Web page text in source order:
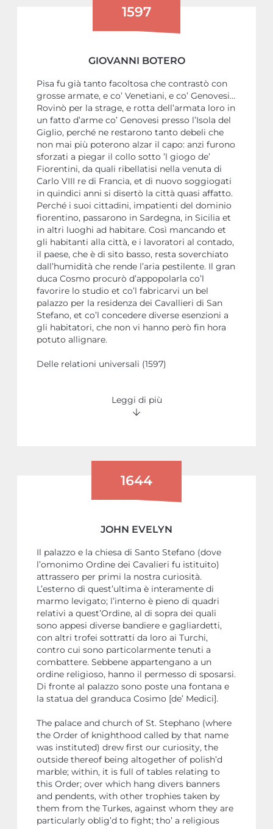
1597
GIOVANNI BOTERO
Pisa fu già tanto facoltosa che contrastò con
grosse armate, e co’ Venetiani, e co’ Genovesi…
Rovinò per la strage, e rotta dell’armata loro in
un fatto d’arme co’ Genovesi presso l’Isola del
Giglio, perché ne restarono tanto debeli che
non mai più poterono alzar il capo: anzi furono
sforzati a piegar il collo sotto ’l giogo de’
Fiorentini, da quali ribellatisi nella venuta di
Carlo VIII re di Francia, et di nuovo soggiogati
in quindici anni si disertò la città quasi affatto.
Perché i suoi cittadini, impatienti del dominio
fiorentino, passarono in Sardegna, in Sicilia et
in altri luoghi ad habitare. Così mancando et
gli habitanti alla città, e i lavoratori al contado,
il paese, che è di sito basso, resta soverchiato
dall’humidità che rende l’aria pestilente. Il gran
duca Cosmo procurò d’appopolarla co’l
favorire lo studio et co’l fabricarvi un bel
palazzo per la residenza dei Cavallieri di San
Stefano, et co’l concedere diverse esenzioni a
gli habitatori, che non vi hanno però fin hora
potuto allignare.
Delle relationi universali (1597)
Leggi di più
1644
JOHN EVELYN
Il palazzo e la chiesa di Santo Stefano (dove
l’omonimo Ordine dei Cavalieri fu istituito)
attrassero per primi la nostra curiosità.
L’esterno di quest’ultima è interamente di
marmo levigato; l’interno è pieno di quadri
relativi a quest’Ordine, al di sopra dei quali
sono appesi diverse bandiere e gagliardetti,
con altri trofei sottratti da loro ai Turchi,
contro cui sono particolarmente tenuti a
combattere. Sebbene appartengano a un
ordine religioso, hanno il permesso di sposarsi.
Di fronte al palazzo sono poste una fontana e
la statua del granduca Cosimo [de’ Medici].
The palace and church of St. Stephano (where
the Order of knighthood called by that name
was instituted) drew first our curiosity, the
outside thereof being altogether of polish’d
marble; within, it is full of tables relating to
this Order; over which hang divers banners
and pendents, with other trophies taken by
them from the Turkes, against whom they are
particularly oblig’d to fight; tho’ a religious